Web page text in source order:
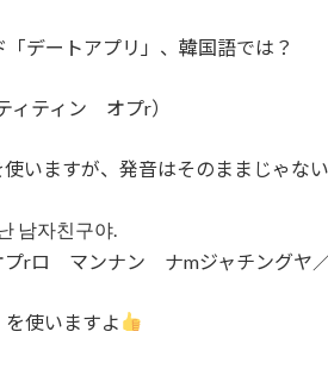
デートアプリ」、韓国語では？
ィティン オプr）
いますが、発音はそのままじゃな
남자친구야.
プrロ マンナン ナmジャチングヤ／
を使いますよ